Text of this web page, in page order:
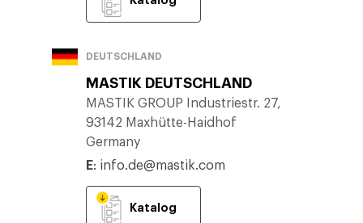
DEUTSCHLAND
MASTIK DEUTSCHLAND
MASTIK GROUP Industriestr. 27,
93142 Maxhütte-Haidhof
Germany
E: info.de@mastik.com
Katalog